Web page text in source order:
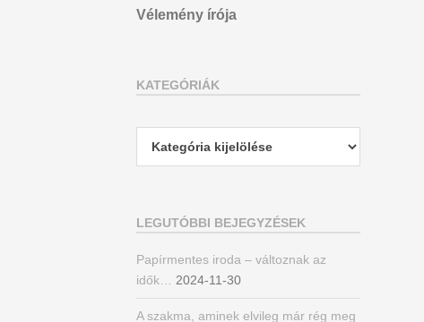
Vélemény írója
KATEGÓRIÁK
LEGUTÓBBI BEJEGYZÉSEK
Papírmentes iroda – változnak az
idők… 2024-11-30
A szakma, aminek elvileg már rég meg